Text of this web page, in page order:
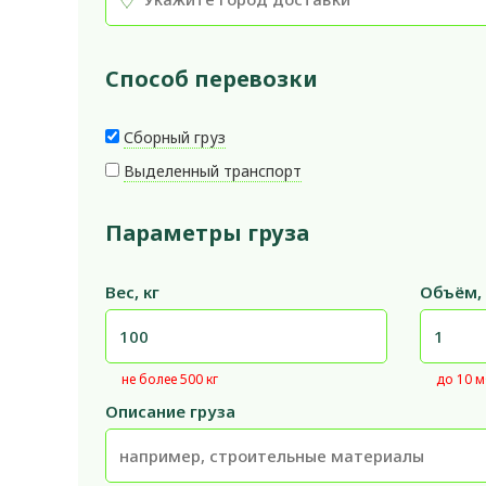
Способ перевозки
Сборный груз
Выделенный транспорт
Параметры груза
Вес, кг
не более 500 кг
Объём,
до 10 м
Описание груза